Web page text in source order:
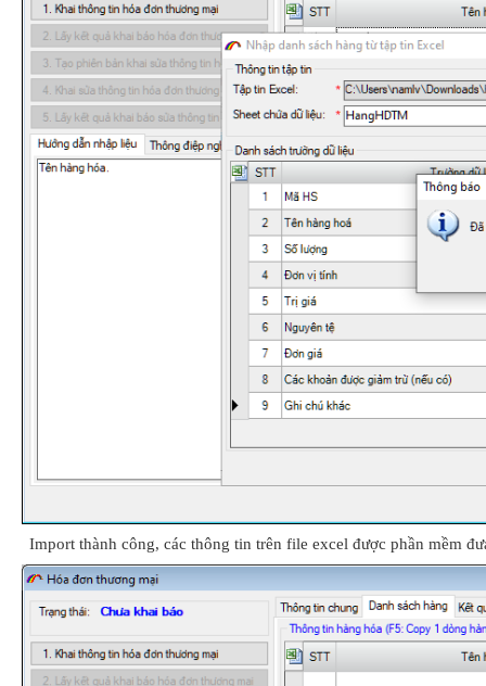
Import thành công, các thông tin trên file excel được phần mềm